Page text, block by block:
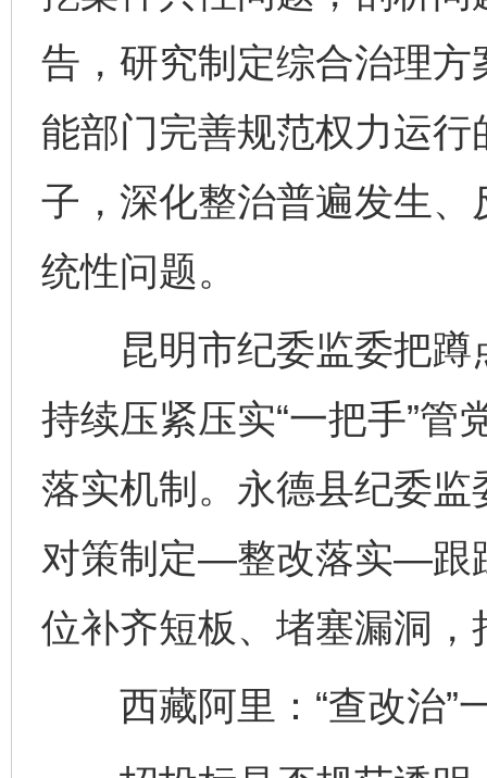
告，研究制定综合治理
能部门完善规范权力运
子，深化整治普遍发生
统性问题。
昆明市纪委监委把蹲
持续压紧压实“一把手”管
落实机制。永德县纪委
对策制定—整改落实—跟
位补齐短板、堵塞漏洞
西藏阿里：“查改治”一